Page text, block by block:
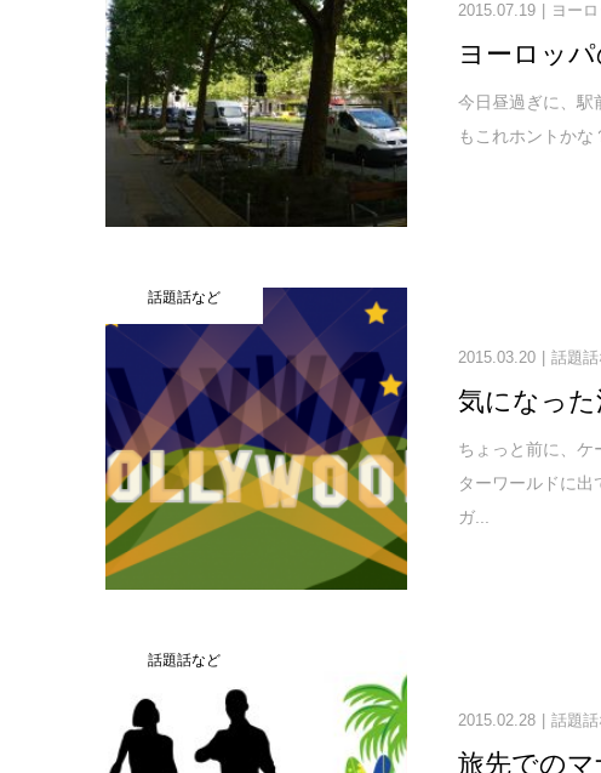
2015.07.19 ヨー
ヨーロッ
今日昼過ぎに、駅
もこれホントか
話題話など
2015.03.20 話題
気になっ
ちょっと前に、ケ
ターワールドに
ガ...
話題話など
2015.02.28 話題
旅先での